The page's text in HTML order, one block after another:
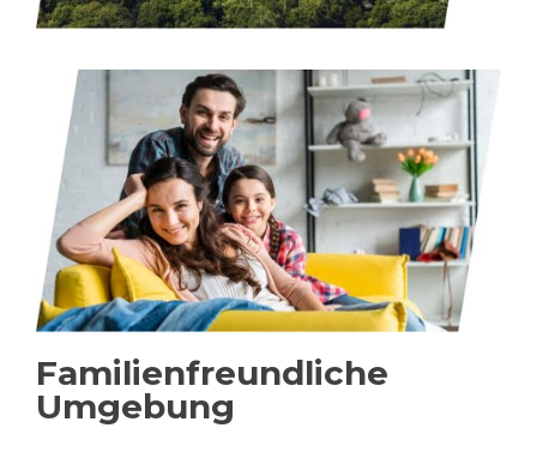
Familienfreundliche
Umgebung